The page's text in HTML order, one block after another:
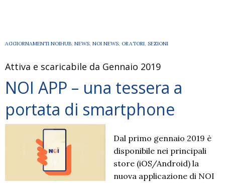
indicazioni
enti
Terzo
Settore
AGGIORNAMENTI NOIHUB, NEWS, NOI NEWS, ORATORI, SEZIONI
Attiva e scaricabile da Gennaio 2019
NOI APP – una tessera a
portata di smartphone
Dal primo gennaio 2019 è
disponibile nei principali
store (iOS/Android) la
nuova applicazione di NOI